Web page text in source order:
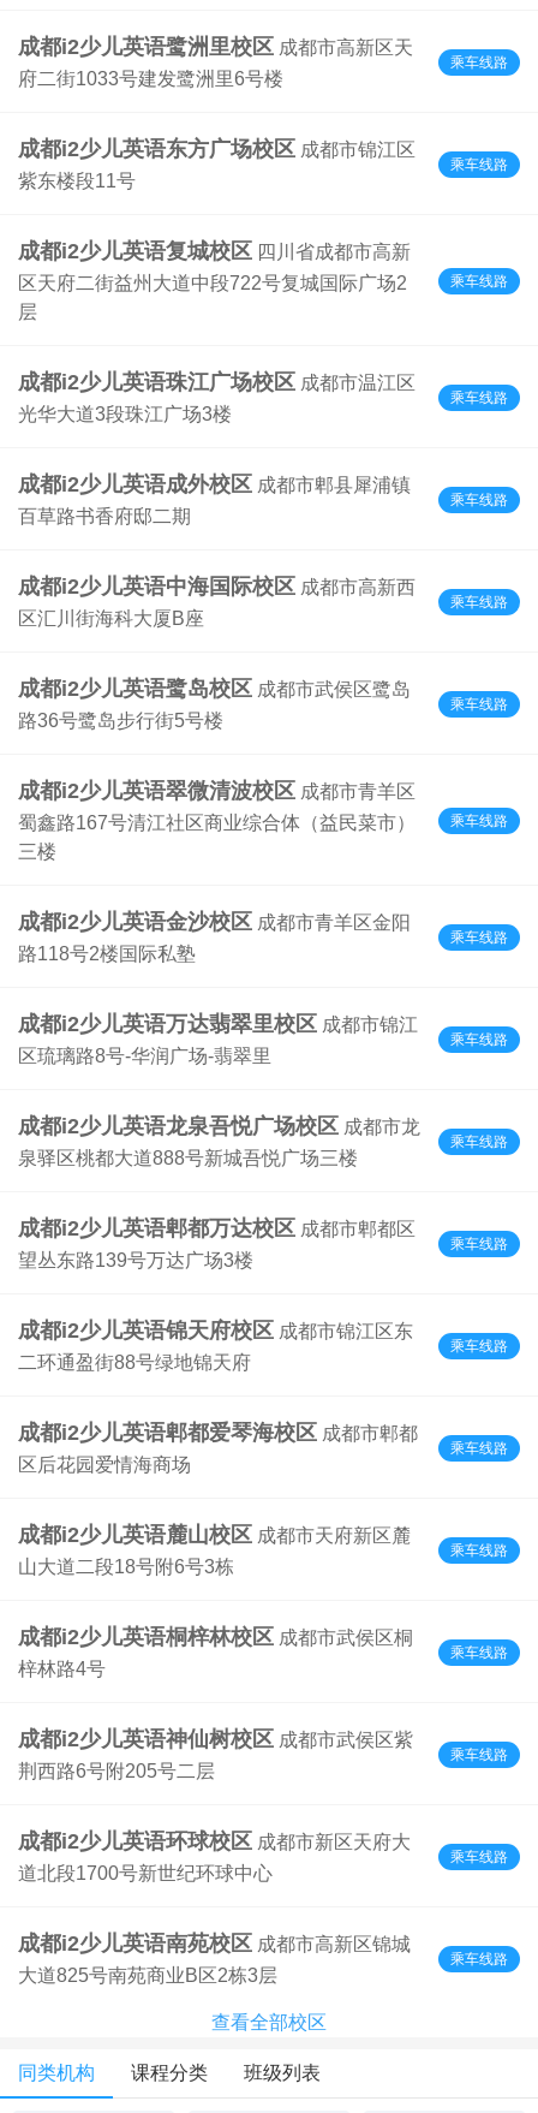
成都i2少儿英语鹭洲里校区 成都市高新区天
府二街1033号建发鹭洲里6号楼
乘车线路
成都i2少儿英语东方广场校区 成都市锦江区
紫东楼段11号
乘车线路
成都i2少儿英语复城校区 四川省成都市高新
区天府二街益州大道中段722号复城国际广场2
层
乘车线路
成都i2少儿英语珠江广场校区 成都市温江区
光华大道3段珠江广场3楼
乘车线路
成都i2少儿英语成外校区 成都市郫县犀浦镇
百草路书香府邸二期
乘车线路
成都i2少儿英语中海国际校区 成都市高新西
区汇川街海科大厦B座
乘车线路
成都i2少儿英语鹭岛校区 成都市武侯区鹭岛
路36号鹭岛步行街5号楼
乘车线路
成都i2少儿英语翠微清波校区 成都市青羊区
蜀鑫路167号清江社区商业综合体（益民菜市）
三楼
乘车线路
成都i2少儿英语金沙校区 成都市青羊区金阳
路118号2楼国际私塾
乘车线路
成都i2少儿英语万达翡翠里校区 成都市锦江
区琉璃路8号-华润广场-翡翠里
乘车线路
成都i2少儿英语龙泉吾悦广场校区 成都市龙
泉驿区桃都大道888号新城吾悦广场三楼
乘车线路
成都i2少儿英语郫都万达校区 成都市郫都区
望丛东路139号万达广场3楼
乘车线路
成都i2少儿英语锦天府校区 成都市锦江区东
二环通盈街88号绿地锦天府
乘车线路
成都i2少儿英语郫都爱琴海校区 成都市郫都
区后花园爱情海商场
乘车线路
成都i2少儿英语麓山校区 成都市天府新区麓
山大道二段18号附6号3栋
乘车线路
成都i2少儿英语桐梓林校区 成都市武侯区桐
梓林路4号
乘车线路
成都i2少儿英语神仙树校区 成都市武侯区紫
荆西路6号附205号二层
乘车线路
成都i2少儿英语环球校区 成都市新区天府大
道北段1700号新世纪环球中心
乘车线路
成都i2少儿英语南苑校区 成都市高新区锦城
大道825号南苑商业B区2栋3层
乘车线路
查看全部校区
同类机构 课程分类 班级列表